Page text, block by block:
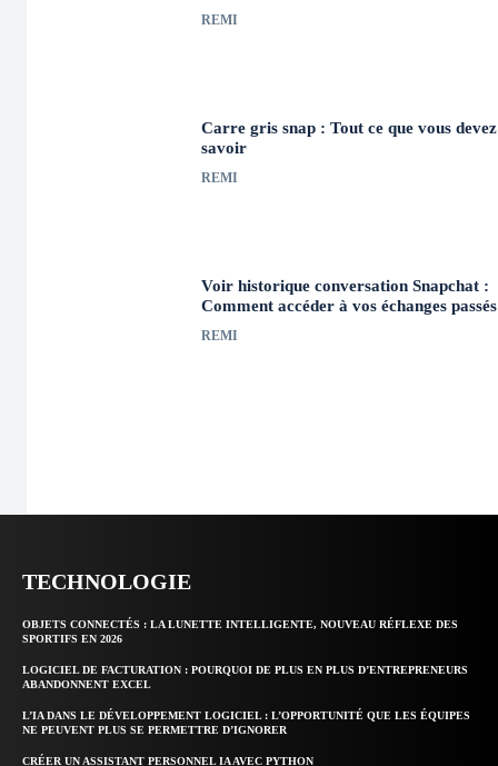
REMI
Carre gris snap : Tout ce que vous devez
savoir
REMI
Voir historique conversation Snapchat :
Comment accéder à vos échanges passés
REMI
TECHNOLOGIE
OBJETS CONNECTÉS : LA LUNETTE INTELLIGENTE, NOUVEAU RÉFLEXE DES
SPORTIFS EN 2026
LOGICIEL DE FACTURATION : POURQUOI DE PLUS EN PLUS D’ENTREPRENEURS
ABANDONNENT EXCEL
L’IA DANS LE DÉVELOPPEMENT LOGICIEL : L’OPPORTUNITÉ QUE LES ÉQUIPES
NE PEUVENT PLUS SE PERMETTRE D’IGNORER
CRÉER UN ASSISTANT PERSONNEL IA AVEC PYTHON